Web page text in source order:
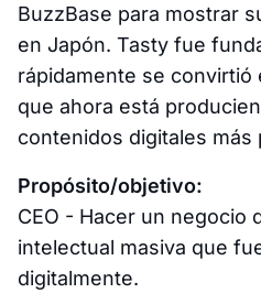
BuzzBase para mostrar
en Japón. Tasty fue
rápidamente se convirtió
que ahora está
contenidos digitales más
Propósito/objetivo:
CEO - Hacer un negocio
intelectual masiva que
digitalmente.